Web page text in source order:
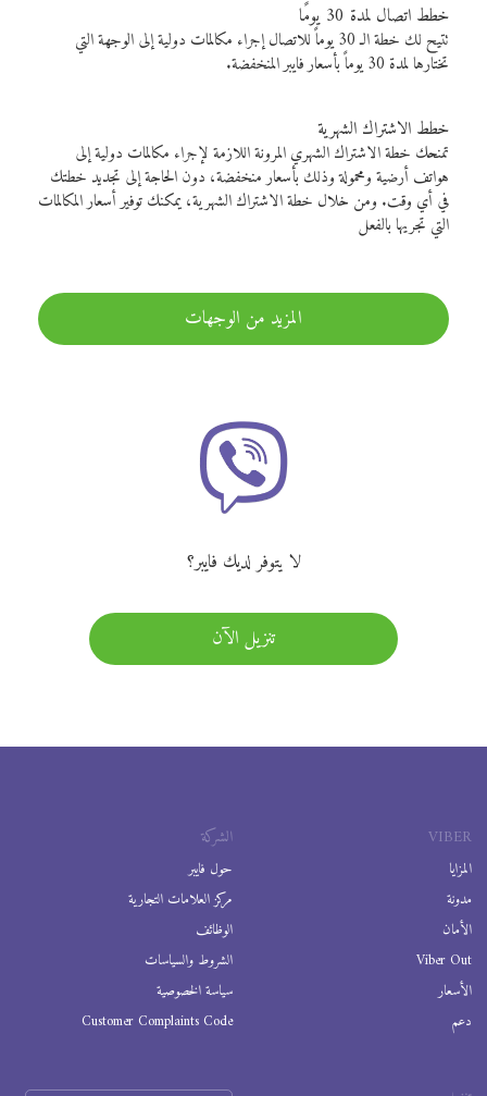
خطط اتصال لمدة 30 يومًا
تتيح لك خطة الـ 30 يوماً للاتصال إجراء مكالمات دولية إلى الوجهة التي
تختارها لمدة 30 يوماً بأسعار فايبر المنخفضة.
خطط الاشتراك الشهرية
تمنحك خطة الاشتراك الشهري المرونة اللازمة لإجراء مكالمات دولية إلى
هواتف أرضية ومحمولة وذلك بأسعار منخفضة، دون الحاجة إلى تجديد خطتك
في أي وقت. ومن خلال خطة الاشتراك الشهرية، يمكنك توفير أسعار المكالمات
التي تجريها بالفعل
المزيد من الوجهات
لا يتوفر لديك فايبر؟
تنزيل الآن
VIBER
المزايا
مدونة
الأمان
Viber Out
الأسعار
دعم
الشركة
حول فايبر
مركز العلامات التجارية
الوظائف
الشروط والسياسات
سياسة الخصوصية
Customer Complaints Code